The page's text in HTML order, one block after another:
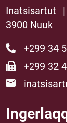
Inatsisartut |
3900 Nuuk
+299 34
+299 32